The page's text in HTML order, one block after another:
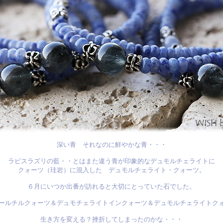
深い青 それなのに鮮やかな青・・・
ラピスラズリの藍・・とはまた違う青が印象的なデュモルチェライトに
クォーツ（珪岩）に混入した デュモルチェライト・クォーツ。
６月にいつか出番が訪れると大切にとっていた石でした。
ルチルクォーツ＆デュモチェライトインクォーツ＆デュモルチェライトク
生き方を変える？挫折してしまったのかな・・・